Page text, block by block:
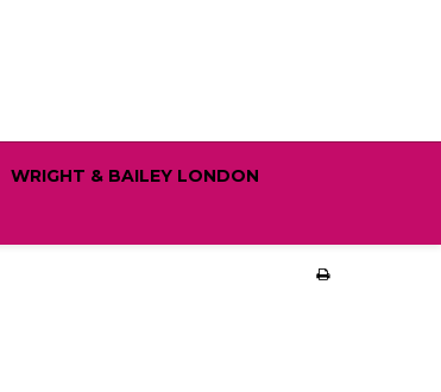
WRIGHT & BAILEY LONDON